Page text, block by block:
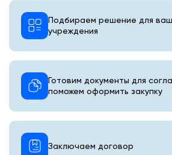
Подбираем решение для
учреждения
Готовим документы для
поможем оформить закупку
Заключаем договор